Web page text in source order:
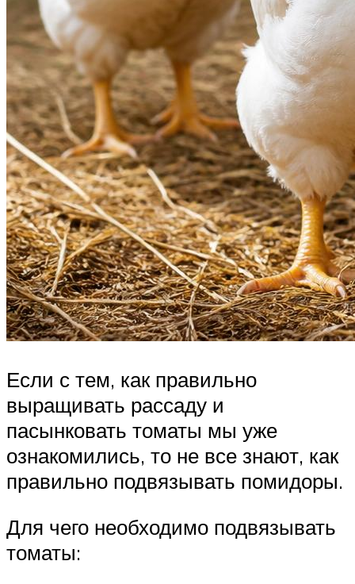
Если с тем, как правильно
выращивать рассаду и
пасынковать томаты мы уже
ознакомились, то не все знают, как
правильно подвязывать помидоры.
Для чего необходимо подвязывать
томаты: